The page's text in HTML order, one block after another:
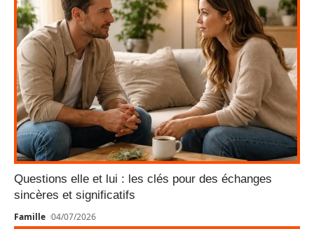
Questions elle et lui : les clés pour des échanges
sincères et significatifs
Famille 04/07/2026